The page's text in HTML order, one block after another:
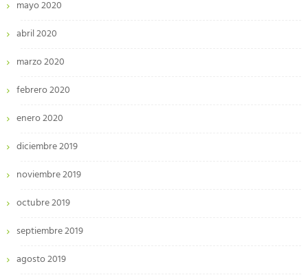
mayo 2020
abril 2020
marzo 2020
febrero 2020
enero 2020
diciembre 2019
noviembre 2019
octubre 2019
septiembre 2019
agosto 2019